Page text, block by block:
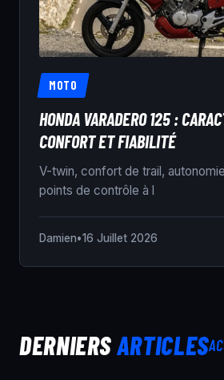
MOTO
HONDA VARADERO 125 :
CONFORT ET FIABILITÉ
V-twin, confort de trail,
points de contrôle à l
Damien•16 Juillet 2026
DERNIERSARTICLES